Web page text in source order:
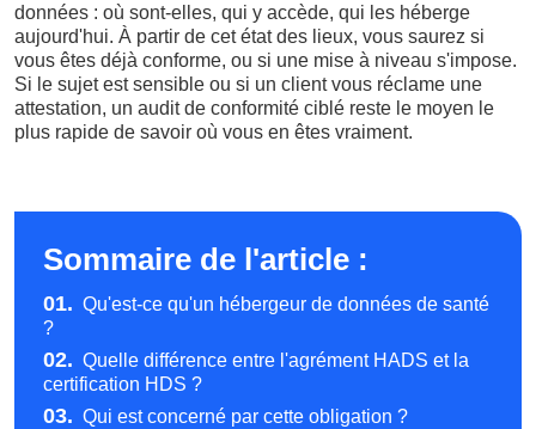
données : où sont-elles, qui y accède, qui les héberge
aujourd'hui. À partir de cet état des lieux, vous saurez si
vous êtes déjà conforme, ou si une mise à niveau s'impose.
Si le sujet est sensible ou si un client vous réclame une
attestation, un audit de conformité ciblé reste le moyen le
plus rapide de savoir où vous en êtes vraiment.
Sommaire de l'article :
01. Qu'est-ce qu'un hébergeur de données de santé
?
02. Quelle différence entre l'agrément HADS et la
certification HDS ?
03. Qui est concerné par cette obligation ?